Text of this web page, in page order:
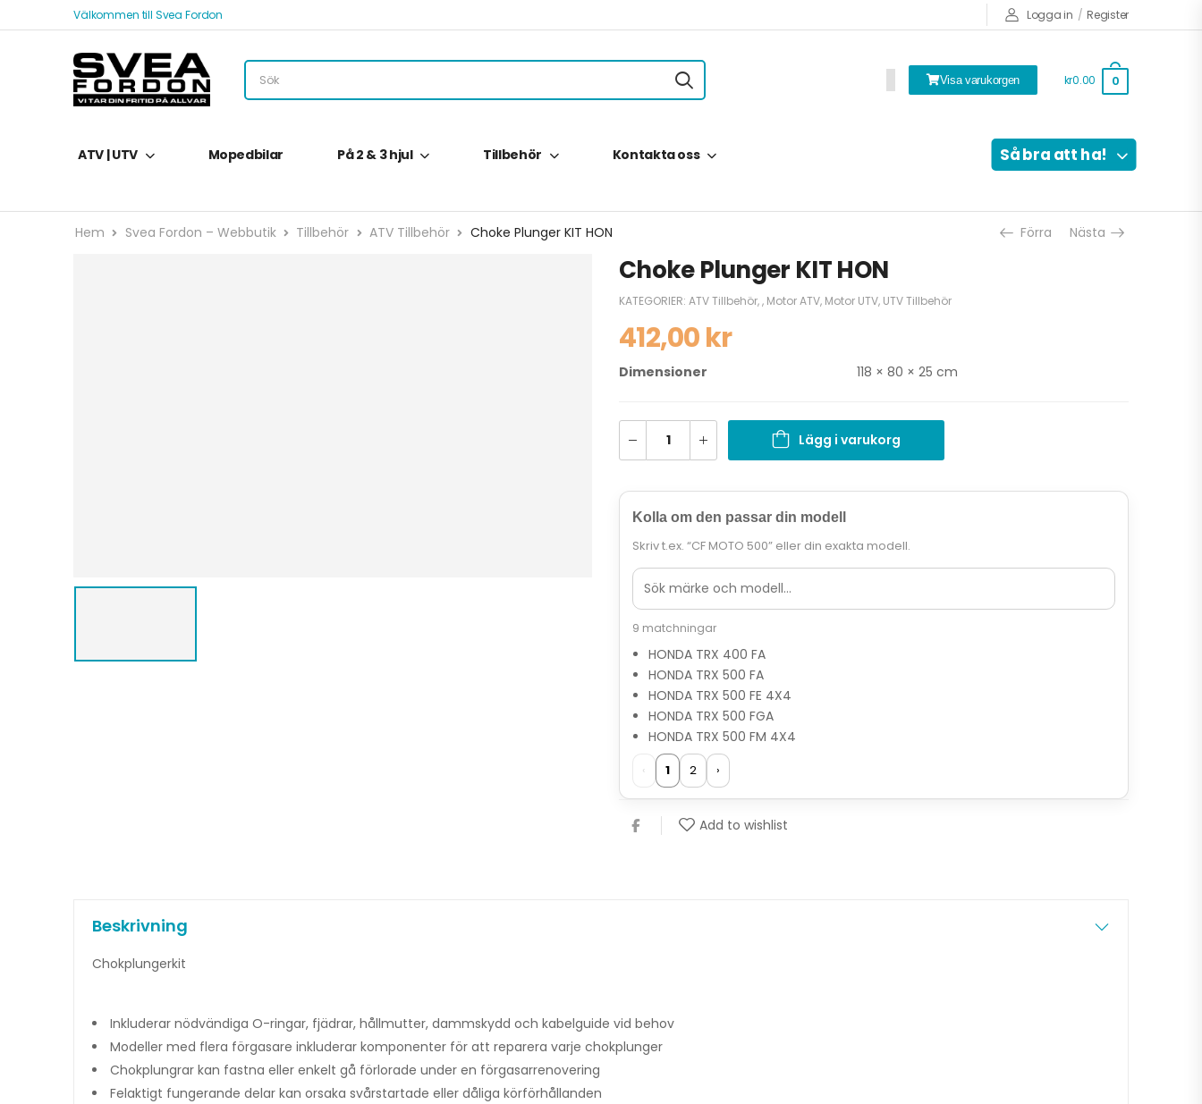
Välkommen till Svea Fordon Logga in / Register
Visa varukorgen kr0.00 0
ATV | UTV Mopedbilar På 2 & 3 hjul Tillbehör Kontakta oss Så bra att ha!
Hem Svea Fordon – Webbutik Tillbehör ATV Tillbehör Choke Plunger KIT HON Förra Nästa
Choke Plunger KIT HON
KATEGORIER: ATV Tillbehör,, Motor ATV, Motor UTV, UTV Tillbehör
412,00kr
Dimensioner 118 × 80 × 25 cm
Lägg i varukorg
Kolla om den passar din modell
Skriv t.ex. “CF MOTO 500” eller din exakta modell.
9 matchningar
HONDA TRX 400 FA
HONDA TRX 500 FA
HONDA TRX 500 FE 4X4
HONDA TRX 500 FGA
HONDA TRX 500 FM 4X4
‹ 1 2 ›
Add to wishlist
Beskrivning
Chokplungerkit
Inkluderar nödvändiga O-ringar, fjädrar, hållmutter, dammskydd och kabelguide vid behov
Modeller med flera förgasare inkluderar komponenter för att reparera varje chokplunger
Chokplungrar kan fastna eller enkelt gå förlorade under en förgasarrenovering
Felaktigt fungerande delar kan orsaka svårstartade eller dåliga körförhållanden